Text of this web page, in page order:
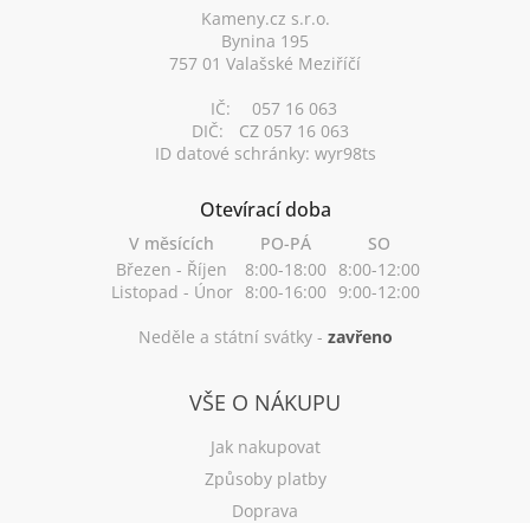
Kameny.cz s.r.o.
Bynina 195
757 01 Valašské Meziříčí
IČ:
057 16 063
DIČ:
CZ 057 16 063
ID datové schránky: wyr98ts
Otevírací doba
V měsících PO-PÁ
SO
Březen - Říjen
8:00-18:00 8:00-12:00
Listopad - Únor 8:00-16:00 9:00-12:00
Neděle a státní svátky - zavřeno
VŠE O NÁKUPU
Jak nakupovat
Způsoby platby
Doprava